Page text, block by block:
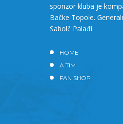
sponzor kluba je
Bačke Topole.
Sabolč Palađi.
HOME
A TIM
FAN SHOP